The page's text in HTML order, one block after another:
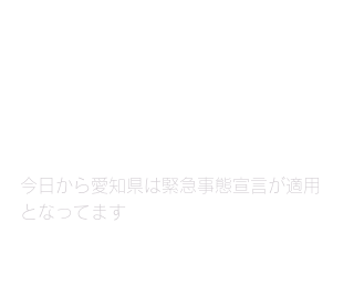
今日から愛知県は緊急事態宣言が適用
となってます